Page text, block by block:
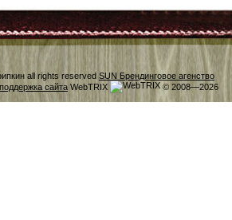
all rights reserved SUN Брендинговое агенство
поддержка сайта WebTRIX © 2008—2026